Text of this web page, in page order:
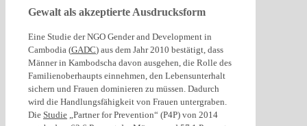
Gewalt als akzeptierte Ausdrucksform
Eine Studie der NGO Gender and Development in
Cambodia (GADC) aus dem Jahr 2010 bestätigt, dass
Männer in Kambodscha davon ausgehen, die Rolle des
Familienoberhaupts einnehmen, den Lebensunterhalt
sichern und Frauen dominieren zu müssen. Dadurch
wird die Handlungsfähigkeit von Frauen untergraben.
Die Studie „Partner for Prevention“ (P4P) von 2014